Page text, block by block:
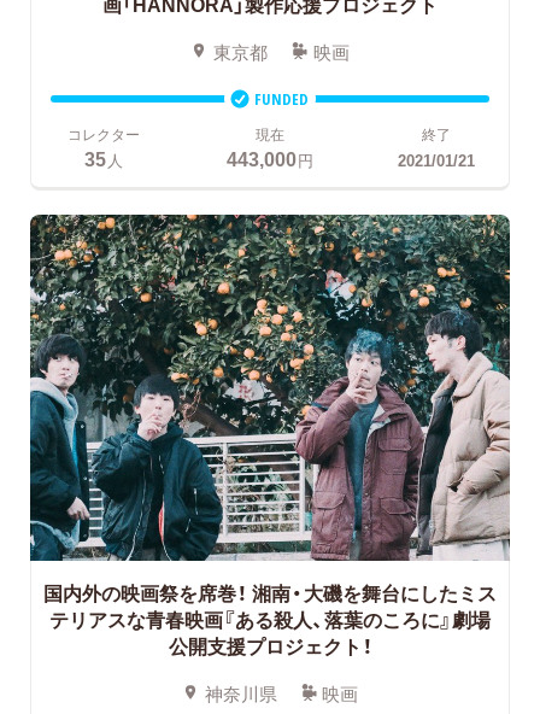
東京都 映画
FUNDED
コレクター
35人
現在
443,000円
終了
2021/01/21
国内外の映画祭を席巻！ 湘南・大磯を舞台にしたミス
テリアスな青春映画『ある殺人、落葉のころに』劇場
公開支援プロジェクト！
神奈川県 映画